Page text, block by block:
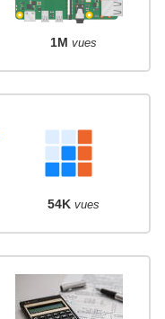
1M vues
54K vues